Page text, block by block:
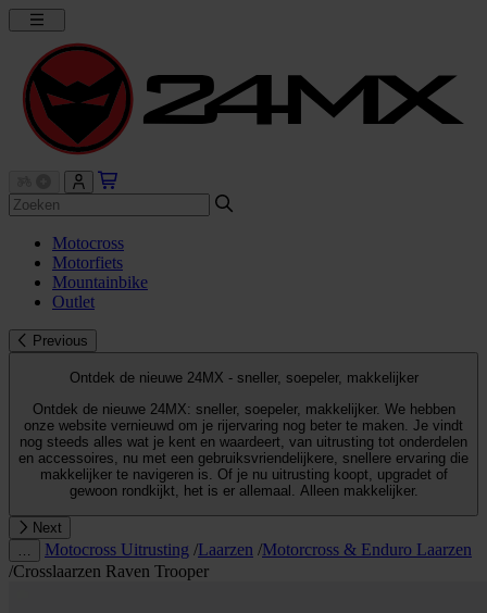
Motocross
Motorfiets
Mountainbike
Outlet
Previous
Ontdek de nieuwe 24MX - sneller, soepeler, makkelijker
Ontdek de nieuwe 24MX: sneller, soepeler, makkelijker. We hebben
onze website vernieuwd om je rijervaring nog beter te maken. Je vindt
nog steeds alles wat je kent en waardeert, van uitrusting tot onderdelen
en accessoires, nu met een gebruiksvriendelijkere, snellere ervaring die
makkelijker te navigeren is. Of je nu uitrusting koopt, upgradet of
gewoon rondkijkt, het is er allemaal. Alleen makkelijker.
Next
Motocross Uitrusting /Laarzen /Motorcross & Enduro Laarzen
/Crosslaarzen Raven Trooper